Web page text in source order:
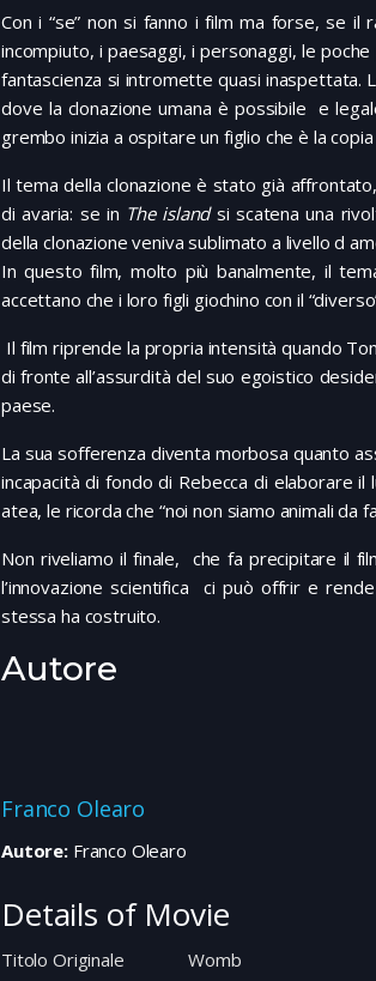
Con i “se” non si fanno i film ma forse, se
incompiuto, i paesaggi, i personaggi, le
fantascienza si intromette quasi
dove la clonazione umana è possibile e
grembo inizia a ospitare un figlio che è la
Il tema della clonazione è stato già
di avaria: se in The island si scatena una
della clonazione veniva sublimato a livello d
In questo film, molto più banalmente, il
accettano che i loro figli giochino con il
Il film riprende la propria intensità quando
di fronte all’assurdità del suo egoistico
paese.
La sua sofferenza diventa morbosa quanto
incapacità di fondo di Rebecca di elaborare
atea, le ricorda che “noi non siamo animali da
Non riveliamo il finale, che fa precipitare il
l’innovazione scientifica ci può offrir e
stessa ha costruito.
Autore
Franco Olearo
Autore:Franco Olearo
Details of Movie
Titolo Originale
Womb